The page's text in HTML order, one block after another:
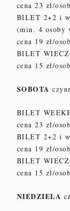
cena 23 zł/
BILET 2+2 i
(min. 4 osoby
cena 19 zł/
BILET
cena 15 zł/
SOBOTA
BILET
cena 23 zł/
BILET 2+2 i
cena 19 zł/
BILET
cena 15 zł/
NIEDZIELA